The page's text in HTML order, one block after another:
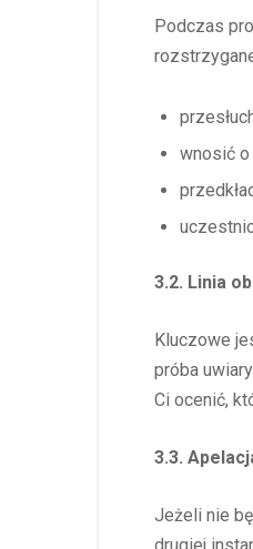
Podczas
wnosić
3.2. Linia
Kluczowe
próba
Ci ocenić,
3.3.
Jeżeli nie